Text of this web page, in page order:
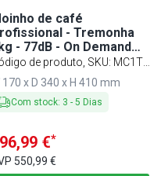
de café
- Tremonha
- 77dB - On Demand
doseador) -
de produto, SKU: MC1T-
170 x D 340 x H 410 mm
Com stock: 3 -5 Dias
€*
550,99 €